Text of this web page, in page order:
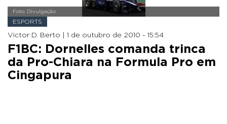
Foto: Divulgação
ESPORTS
Victor D. Berto | 1 de outubro de 2010 - 15:54
F1BC: Dornelles comanda trinca
da Pro-Chiara na Formula Pro em
Cingapura